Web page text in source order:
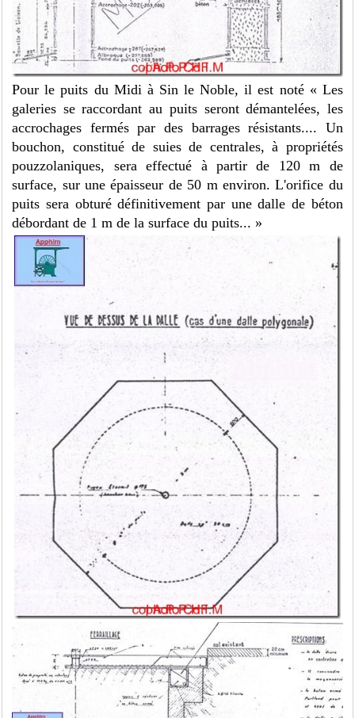
Pour le puits du Midi à Sin le Noble, il est noté « Les
galeries se raccordant au puits seront démantelées, les
accrochages fermés par des barrages résistants.... Un
bouchon, constitué de suies de centrales, à propriétés
pouzzolaniques, sera effectué à partir de 120 m de
surface, sur une épaisseur de 50 m environ. L'orifice du
puits sera obturé définitivement par une dalle de béton
débordant de 1 m de la surface du puits... »